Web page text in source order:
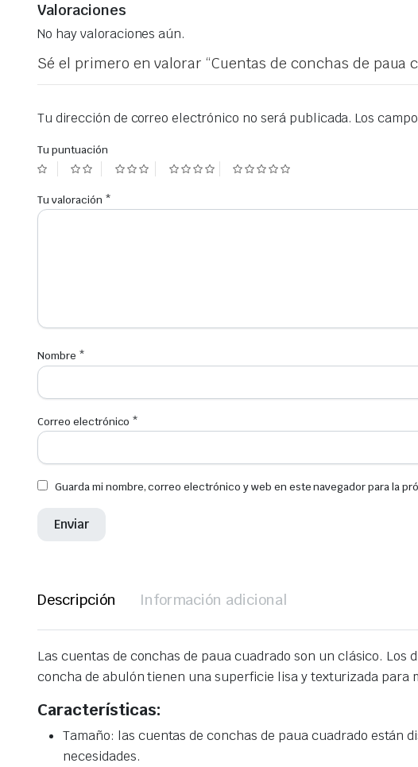
Valoraciones
No hay valoraciones aún.
Sé el primero en valorar “Cuentas de conchas de paua
Tu dirección de correo electrónico no será publicada. Los
Tu puntuación
Tu valoración *
Nombre *
Correo electrónico *
Guarda mi nombre, correo electrónico y web en este navegador para la
Descripción Información adicional
Las cuentas de conchas de paua cuadrado son un clásico.
concha de abulón tienen una superficie lisa y texturizada para
Características:
Tamaño: las cuentas de conchas de paua cuadrado están
necesidades.